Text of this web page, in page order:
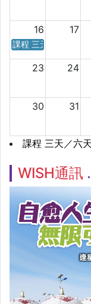
16 17
課程 三天／六天 時間
23 24
30 31
課程 三天／六
WISH通訊